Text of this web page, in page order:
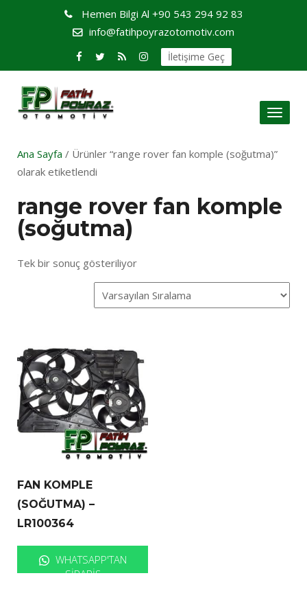
Hemen Bilgi Al +90 543 294 92 83
info@fatihpoyrazotomotiv.com
İletişime Geç
Toggle
Ana Sayfa / Ürünler “range rover fan komple (soğutma)”
olarak etiketlendi
range rover fan komple
(soğutma)
Tek bir sonuç gösteriliyor
FAN KOMPLE
(SOĞUTMA) –
LR100364
WHATSAPP'TAN
SIPARIŞ